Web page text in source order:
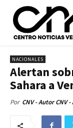
NACIONALES
Alertan
Sahara a
Por CNV - Autor CNV